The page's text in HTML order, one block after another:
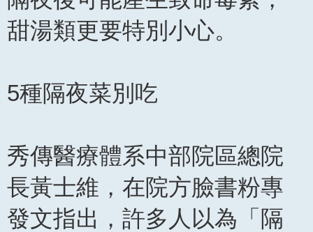
甜湯類更要特別小心。
5種隔夜菜別吃
秀傳醫療體系中部院區總院
長黃士維，在院方臉書粉專
發文指出，許多人以為「隔